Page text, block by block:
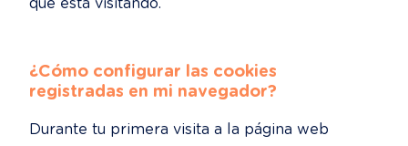
que está visitando.
¿Cómo configurar las cookies
registradas en mi navegador?
Durante tu primera visita a la página web